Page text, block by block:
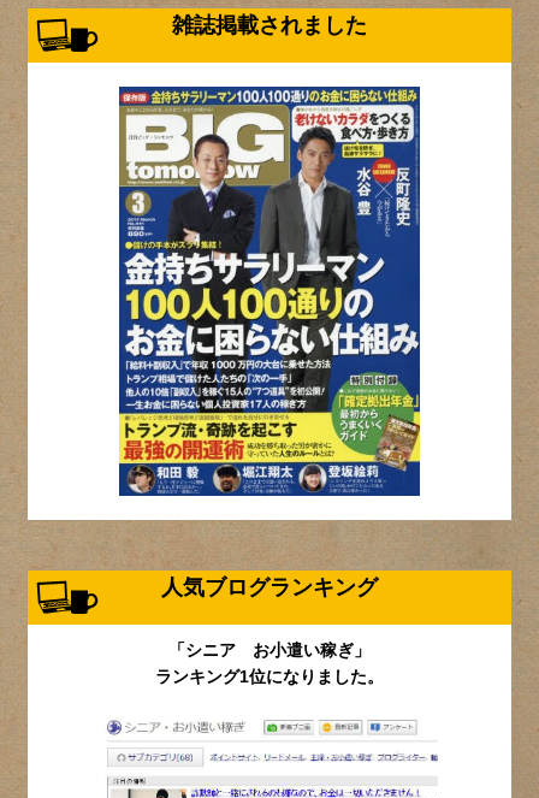
雑誌掲載されました
人気ブログランキング
「シニア お小遣い稼ぎ」
ランキング1位になりました。